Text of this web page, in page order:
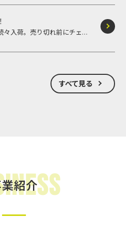
々入荷。売り切れ前にチェッ
すべて見る
紹介